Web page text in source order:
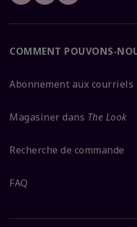
COMMENT POUVONS-
Abonnement aux courriels
Magasiner dans The Look
Recherche de commande
FAQ